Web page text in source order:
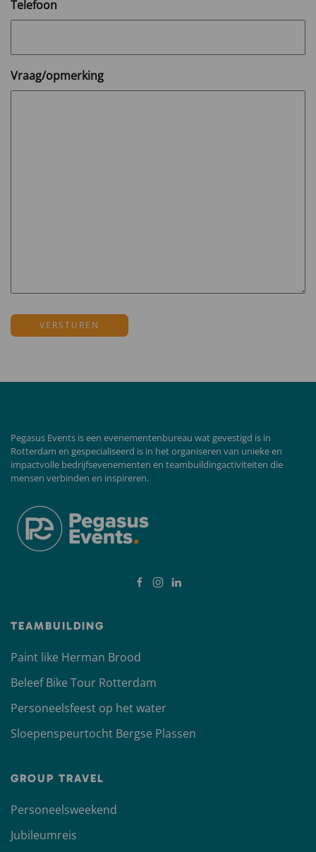
Telefoon
Vraag/opmerking
Pegasus Events is een evenementenbureau wat gevestigd is in
Rotterdam en gespecialiseerd is in het organiseren van unieke en
impactvolle bedrijfsevenementen en teambuildingactiviteiten die
mensen verbinden en inspireren.
TEAMBUILDING
Paint like Herman Brood
Beleef Bike Tour Rotterdam
Personeelsfeest op het water
Sloepenspeurtocht Bergse Plassen
GROUP TRAVEL
Personeelsweekend
Jubileumreis